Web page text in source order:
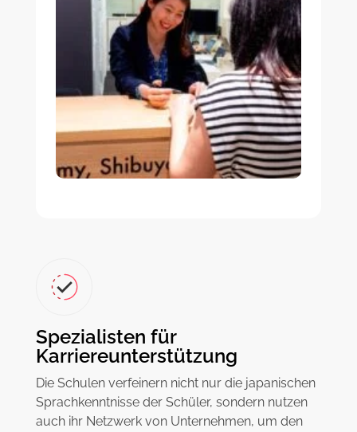
Spezialisten für
Karriereunterstützung
Die Schulen verfeinern nicht nur die japanischen
Sprachkenntnisse der Schüler, sondern nutzen
auch ihr Netzwerk von Unternehmen, um den